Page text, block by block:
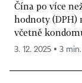
Čína po více
hodnoty (DPH)
včetně
3. 12. 2025 ▪ 3